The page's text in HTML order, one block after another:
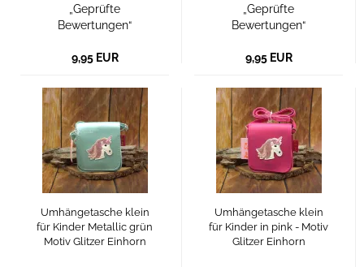
„Geprüfte
Bewertungen“
9,95 EUR
„Geprüfte
Bewertungen“
9,95 EUR
Umhängetasche klein
für Kinder Metallic grün
Motiv Glitzer Einhorn
Umhängetasche klein
für Kinder in pink - Motiv
Glitzer Einhorn